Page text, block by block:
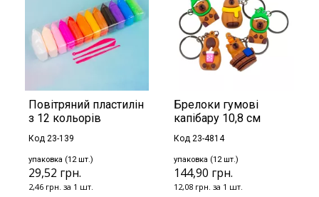
Повітряний пластилін
з 12 кольорів
Код 23-139
упаковка (12 шт.)
29,52 грн.
2,46 грн. за 1 шт.
Брелоки гумові
капібару 10,8 см
Код 23-4814
упаковка (12 шт.)
144,90 грн.
12,08 грн. за 1 шт.